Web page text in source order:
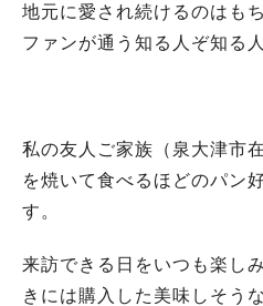
地元に愛され続けるのはも
ファンが通う知る人ぞ知る
私の友人ご家族（泉大津市
を焼いて食べるほどのパン
す。
来訪できる日をいつも楽し
きには購入した美味しそう